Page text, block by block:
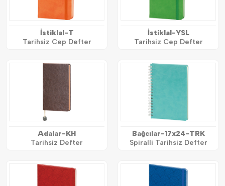
İstiklal-T
Tarihsiz Cep Defter
İstiklal-YSL
Tarihsiz Cep Defter
Adalar-KH
Tarihsiz Defter
Bağcılar-17x24-TRK
Spiralli Tarihsiz Defter